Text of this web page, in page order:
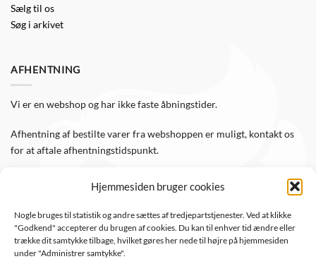
Hjemmesiden bruger cookies
Nogle bruges til statistik og andre sættes af tredjepartstjenester. Ved at klikke
"Godkend" accepterer du brugen af cookies. Du kan til enhver tid ændre eller
trække dit samtykke tilbage, hvilket gøres her nede til højre på hjemmesiden
under "Administrer samtykke".
Sælg til os
Søg i arkivet
AFHENTNING
Vi er en webshop og har ikke faste åbningstider.
Afhentning af bestilte varer fra webshoppen er muligt, kontakt os
for at aftale afhentningstidspunkt.
Følg WTS Retro på de sociale medier, så er du altid opdateret.